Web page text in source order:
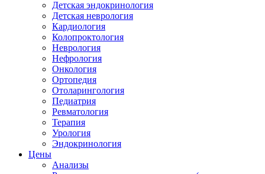
Детская эндокринология
Детская неврология
Кардиология
Колопроктология
Неврология
Нефрология
Онкология
Ортопедия
Отоларингология
Педиатрия
Ревматология
Терапия
Урология
Эндокринология
Цены
Анализы